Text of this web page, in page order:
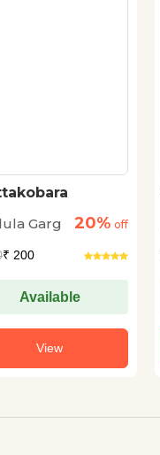
Garg
20% off
₹ 200
Available
View